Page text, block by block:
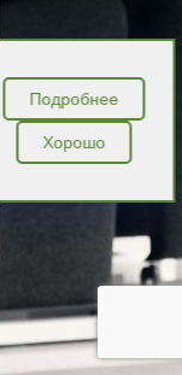
Подробнее
Хорошо